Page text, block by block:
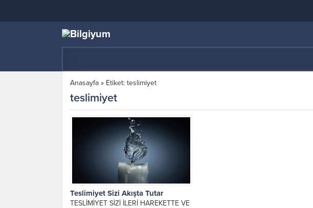
Anasayfa » Etiket: teslimiyet
teslimiyet
Teslimiyet Sizi Akışta Tutar
TESLİMİYET SİZİ İLERİ HAREKETTE VE